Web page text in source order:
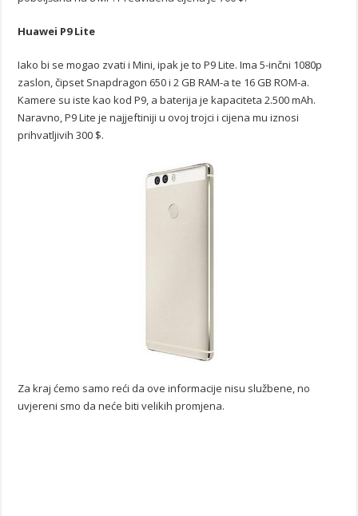
Huawei P9 Lite
Iako bi se mogao zvati i Mini, ipak je to P9 Lite. Ima 5-inčni 1080p
zaslon, čipset Snapdragon 650 i 2 GB RAM-a te 16 GB ROM-a.
Kamere su iste kao kod P9, a baterija je kapaciteta 2.500 mAh.
Naravno, P9 Lite je najjeftiniji u ovoj trojci i cijena mu iznosi
prihvatljivih 300 $.
Za kraj ćemo samo reći da ove informacije nisu službene, no
uvjereni smo da neće biti velikih promjena.